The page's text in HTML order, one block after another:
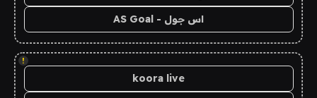
اس جول - AS Goal
!
koora live